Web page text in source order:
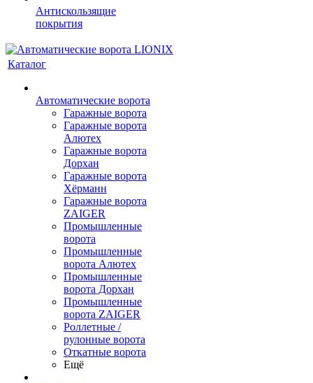
Антискользящие
покрытия
Каталог
Автоматические ворота
Гаражные ворота
Гаражные ворота
Алютех
Гаражные ворота
Дорхан
Гаражные ворота
Хёрманн
Гаражные ворота
ZAIGER
Промышленные
ворота
Промышленные
ворота Алютех
Промышленные
ворота Дорхан
Промышленные
ворота ZAIGER
Роллетные /
рулонные ворота
Откатные ворота
Ещё